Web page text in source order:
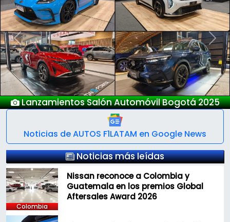
Nuevo Deepal S05
Previous Next
Noticias de AUTOS F1LATAM en Google News
Noticias más leídas
Colombia
Nissan reconoce a Colombia y
Guatemala en los premios Global
Aftersales Award 2026